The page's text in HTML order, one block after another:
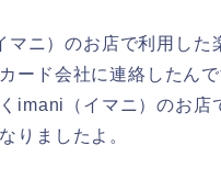
マニ）のお店で利用した
ード会社に連絡したんで
imani（イマニ）のお店
りましたよ。